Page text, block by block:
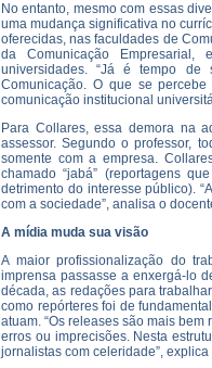
No entanto, mesmo com essas
uma mudança significativa no
oferecidas, nas faculdades de
da Comunicação
universidades. “Já é tempo
Comunicação. O que se
comunicação institucional
Para Collares, essa demora na
assessor. Segundo o professor,
somente com a empresa.
chamado “jabá” (reportagens
detrimento do interesse público).
com a sociedade”, analisa o
A mídia muda sua visão
A maior profissionalização do
imprensa passasse a enxergá-lo
década, as redações para
como repórteres foi de
atuam. “Os releases são mais
erros ou imprecisões. Nesta
jornalistas com celeridade”, explica